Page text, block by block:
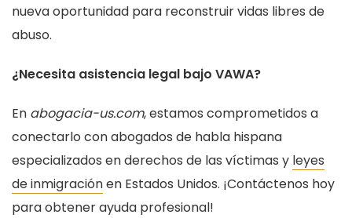
nueva oportunidad para reconstruir vidas libres de
abuso.
¿Necesita asistencia legal bajo VAWA?
En abogacia-us.com, estamos comprometidos a
conectarlo con abogados de habla hispana
especializados en derechos de las víctimas y leyes
de inmigraciónen Estados Unidos. ¡Contáctenos hoy
para obtener ayuda profesional!